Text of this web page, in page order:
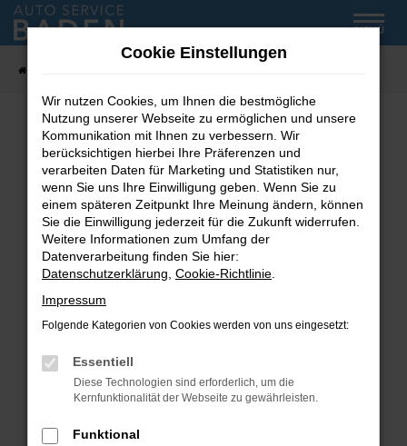
Zum
Hauptinhalt
MENÜ
Fehler: Network Error
Beim Laden ist ein Fehler aufgetreten.
Hier sind ein paar Tipps, die dir helfen können:
Überprüfe deine Firewall und deine
Internetverbindung.
Laden andere Webseiten, zum Beispiel deine
Suchmaschine?
Prüfe deine Browsererweiterungen.
können das Laden bestimmter Seiten
verhindern. Funktioniert die Seite in einem
Fenster?
Cookie Einstellungen
Wir nutzen Cookies, um Ihnen die bestmögliche
Nutzung unserer Webseite zu ermöglichen und unsere
Kommunikation mit Ihnen zu verbessern. Wir
berücksichtigen hierbei Ihre Präferenzen und
verarbeiten Daten für Marketing und Statistiken nur,
wenn Sie uns Ihre Einwilligung geben. Wenn Sie zu
einem späteren Zeitpunkt Ihre Meinung ändern, können
Sie die Einwilligung jederzeit für die Zukunft widerrufen.
Weitere Informationen zum Umfang der
Datenverarbeitung finden Sie hier:
Datenschutzerklärung Cookie-Richtlinie
Impressum
Folgende Kategorien von Cookies werden von uns eingesetzt:
Essentiell
Diese Technologien sind erforderlich, um die
Kernfunktionalität der Webseite zu gewährleisten.
Funktional